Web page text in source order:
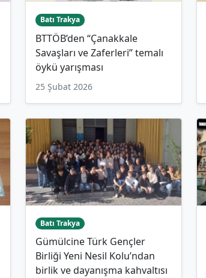
Batı Trakya
BTTÖB’den “Çanakkale
Savaşları ve Zaferleri” temalı
öykü yarışması
25 Şubat 2026
Batı Trakya
Gümülcine Türk Gençler
Birliği Yeni Nesil Kolu’ndan
birlik ve dayanışma kahvaltısı